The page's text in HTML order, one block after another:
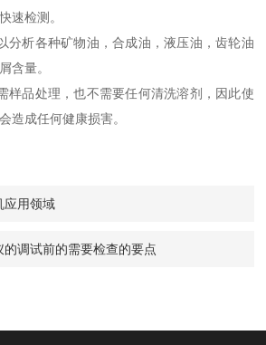
速检测。
析各种矿物油，合成油，液压油，齿轮油
含量。
品处理，也不需要任何清洗溶剂，因此使
造成任何健康损害。
应用领域
的调试前的需要检查的要点